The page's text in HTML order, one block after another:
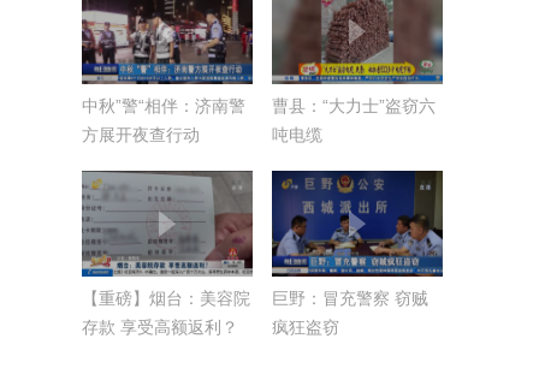
中秋”警“相伴：济南警
方展开夜查行动
曹县：“大力士”盗窃六
吨电缆
【重磅】烟台：美容院
存款 享受高额返利？
巨野：冒充警察 窃贼
疯狂盗窃